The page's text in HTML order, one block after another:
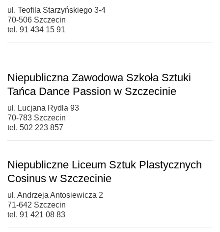
ul. Teofila Starzyńskiego 3-4
70-506 Szczecin
tel. 91 434 15 91
Niepubliczna Zawodowa Szkoła Sztuki
Tańca Dance Passion w Szczecinie
ul. Lucjana Rydla 93
70-783 Szczecin
tel. 502 223 857
Niepubliczne Liceum Sztuk Plastycznych
Cosinus w Szczecinie
ul. Andrzeja Antosiewicza 2
71-642 Szczecin
tel. 91 421 08 83